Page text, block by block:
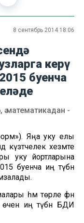
8 сентябрь 2014 18:06
керү
буенча
ә математикадан -
Яңа уку елы
күзәтчелек хезмәте
уку йортларына
буенча иң түбән
һәм төрле фән
өчен иң түбән БДИ